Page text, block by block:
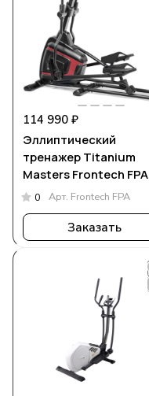
114 990 ₽
Эллиптический
тренажер Titanium
Masters Frontech FPA
0 Арт. Frontech FPA
Заказать